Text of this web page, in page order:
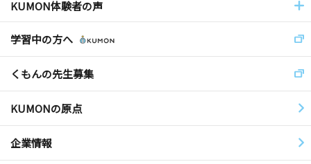
KUMON体験者の声
学習中の方へ
くもんの先生募集
KUMONの原点
企業情報